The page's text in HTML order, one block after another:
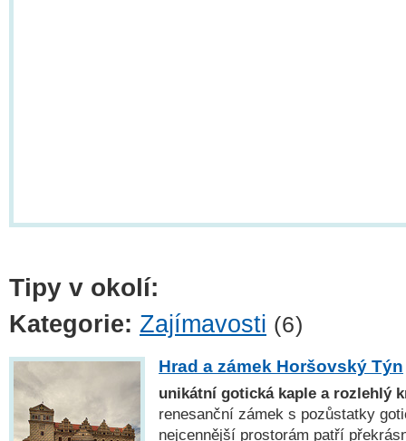
Tipy v okolí:
Kategorie: Zajímavosti (6)
Hrad a zámek Horšovský Týn
unikátní gotická kaple a rozlehlý
renesanční zámek s pozůstatky
nejcennější prostorám patří